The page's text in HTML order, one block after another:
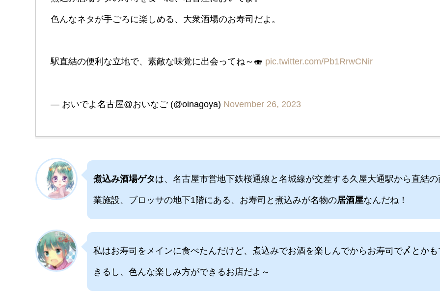
色んなネタが手ごろに楽しめる、大衆酒場のお寿司だよ。
駅直結の便利な立地で、素敵な味覚に出会ってね～🍣 pic.twitter.com/Pb1RrwCNir
— おいでよ名古屋@おいなご (@oinagoya) November 26, 2023
煮込み酒場ゲタは、名古屋市営地下鉄桜通線と名城線が交差する久屋大通駅から直結の
業施設、ブロッサの地下1階にある、お寿司と煮込みが名物の居酒屋なんだね！
私はお寿司をメインに食べたんだけど、煮込みでお酒を楽しんでからお寿司で〆とかも
きるし、色んな楽しみ方ができるお店だよ～